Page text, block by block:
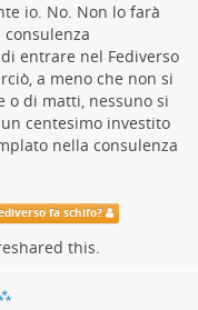
io. No. Non lo farà
entrare nel Fediverso
a meno che non si
di matti, nessuno si
centesimo investito
nella consulenza
fa schifo?
this.
⁂